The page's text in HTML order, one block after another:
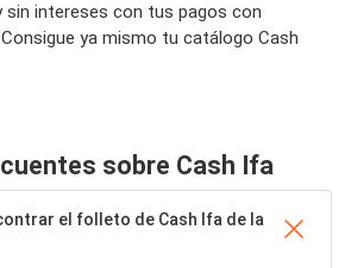
intereses con tus pagos con
ya mismo tu catálogo Cash
sobre Cash Ifa
el folleto de Cash Ifa de la